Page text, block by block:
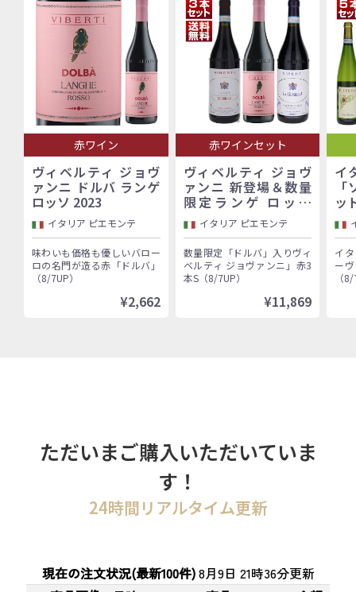
赤ワイン
ヴィベルティ ジョヴ
ァンニ ドルバ ランゲ
ロッソ 2023
イタリア ピエモンテ
味わいも価格も優しいバロー
ロの名門が造る赤「ドルバ」
（8/7UP）
¥2,662
赤ワインセット
ヴィベルティ ジョヴ
ァンニ 新登場＆数量
限定ランゲ ロッソ
「ドルバ」入り！バロ
ーロ村で100年以上続
く歴史的生産者「ヴィ
ベルティ ジョヴァン
ニ」赤3本セット
イタリア ピエモンテ
数量限定「ドルバ」入りヴィ
ベルティ ジョヴァンニ」赤3
本S（8/7UP）
¥11,869
イ
ッ
イ
ー
（
ただいまご購入いただいていま
す！
24時間リアルタイム更新